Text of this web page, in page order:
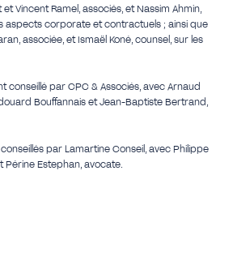
Vincent Ramel, associés, et Nassim Ahmin,
aspects corporate et contractuels ; ainsi que
associée, et Ismaël Koné, counsel, sur les
conseillé par CPC & Associés, avec Arnaud
Bouffannais et Jean-Baptiste Bertrand,
par Lamartine Conseil, avec Philippe
Périne Estephan, avocate.